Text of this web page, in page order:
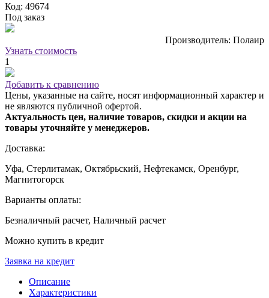
Код: 49674
Под заказ
Производитель: Полаир
Узнать стоимость
1
Добавить к сравнению
Цены, указанные на сайте, носят информационный характер и
не являются публичной офертой.
Актуальность цен, наличие товаров, скидки и акции на
товары уточняйте у менеджеров.
Доставка:
Уфа, Стерлитамак, Октябрьский, Нефтекамск, Оренбург,
Магнитогорск
Варианты оплаты:
Безналичный расчет, Наличный расчет
Можно купить в кредит
Заявка на кредит
Описание
Характеристики